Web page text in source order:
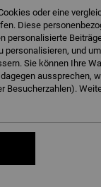
oder eine
Diese
personalisierte
personalisieren, und
Sie können Ihre
aussprechen,
Besucherzahlen).